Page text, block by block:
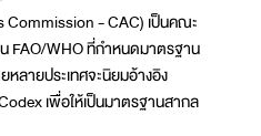
Commission - CAC) เป็นคณะ
FAO/WHO ที่กำหนดมาตรฐาน
หลายประเทศจะนิยมอ้างอิง
เพื่อให้เป็นมาตรฐานสากล